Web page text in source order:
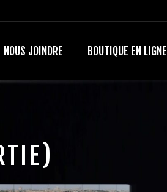
NOUS JOINDRE BOUTIQUE EN LIGNE